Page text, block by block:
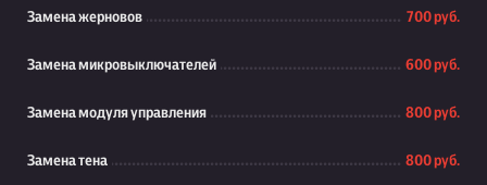
Замена жерновов 700 руб.
Замена микровыключателей 600 руб.
Замена модуля управления 800 руб.
Замена тена 800 руб.